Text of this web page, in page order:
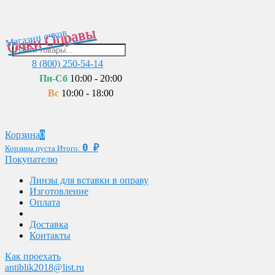
Очки Оправы
Магазин очков
8 (800) 250-54-14
Пн-Сб 10:00 - 20:00
Вс 10:00 - 18:00
Корзина0
Корзина пуста Итого: 0 ₽
Покупателю
Линзы для вставки в оправу
Изготовление
Оплата
Доставка
Контакты
Как проехать
antiblik2018@list.ru